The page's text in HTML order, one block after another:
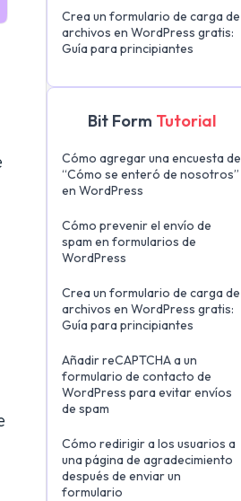
Crea un formulario de carga de
archivos en WordPress gratis:
Guía para principiantes
Bit Form Tutorial
Cómo agregar una encuesta de
“Cómo se enteró de nosotros”
en WordPress
Cómo prevenir el envío de
spam en formularios de
WordPress
Crea un formulario de carga de
archivos en WordPress gratis:
Guía para principiantes
Añadir reCAPTCHA a un
formulario de contacto de
WordPress para evitar envíos
de spam
Cómo redirigir a los usuarios a
una página de agradecimiento
después de enviar un
formulario